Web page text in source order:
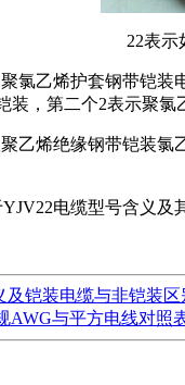
22表示
氯乙烯护套钢带铠
装，第二个2表示聚氯
乙烯绝缘钢带铠装
电缆型号含义
铠装电缆与非铠装区
AWG与平方电线对照